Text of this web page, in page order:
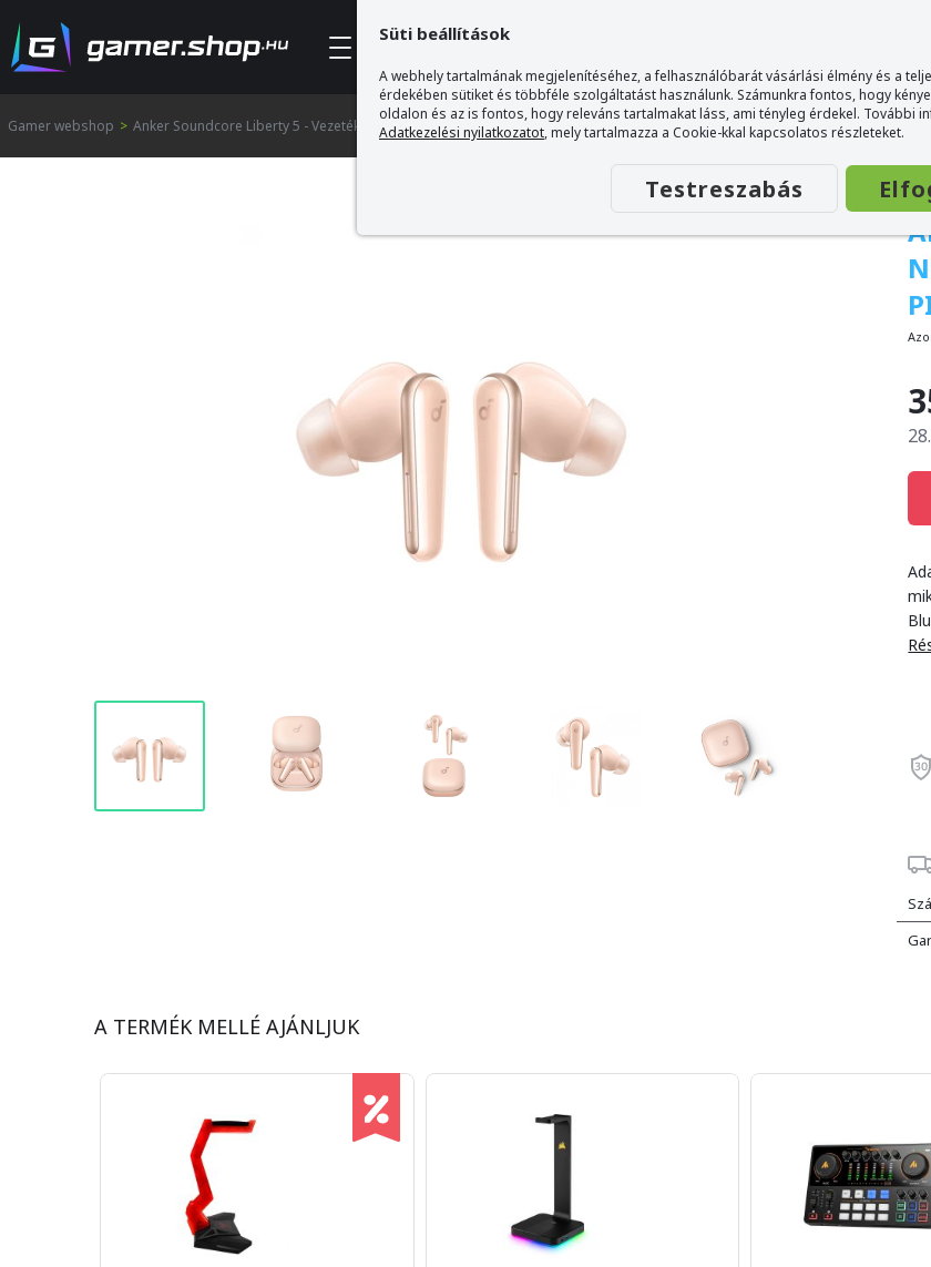
Kategóriák
Gamer webshop > Anker Soundcore Liberty 5 - Vezeték Nélküli Bluetooth Fülhallgató - Pink
A TERMÉK MELLÉ AJÁNLJUK
Süti beállítások
A webhely tartalmának megjelenítéséhez, a felhasználóbarát vásárlási élmény és a
érdekében sütiket és többféle szolgáltatást használunk. Számunkra fontos, hogy
oldalon és az is fontos, hogy releváns tartalmakat láss, ami tényleg érdekel. További
Adatkezelési nyilatkozatot, mely tartalmazza a Cookie-kkal kapcsolatos részleteket.
Testreszabás